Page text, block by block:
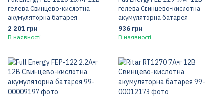
гелева Свинцево-кислотна
акумуляторна батарея
2 201 грн
В наявності
гелева Свинцево-кислотна
акумуляторна батарея
936 грн
В наявності